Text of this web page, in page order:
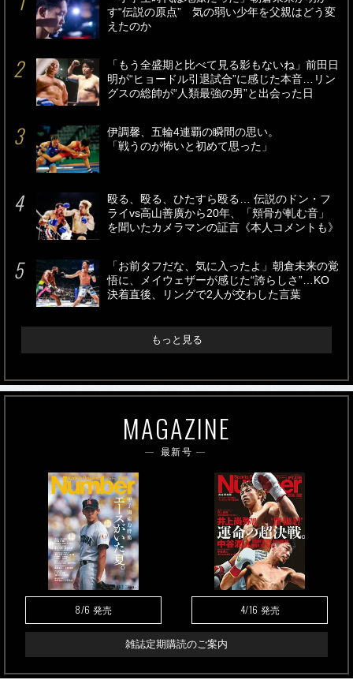
す“伝説の原点” 気の弱い少年を父親はどう変
えたのか
「もう全盛期と比べて見る影もないね」前田日
明が“ヒョードル引退試合”に感じた本音…リン
グスの総帥が“人類最強の男”と出会った日
伊調馨、五輪4連覇の瞬間の思い。
「戦うのが怖いと初めて思った」
殴る、殴る、ひたすら殴る… 伝説のドン・フ
ライvs高山善廣から20年、「頬骨が軋む音」
を聞いたカメラマンの証言《本人コメントも》
「お前タフだな、気に入ったよ」朝倉未来の覚
悟に、メイウェザーが感じた“誇らしさ”…KO
決着直後、リングで2人が交わした言葉
もっと見る
MAGAZINE
最新号
8/6 発売 4/16 発売
雑誌定期購読のご案内